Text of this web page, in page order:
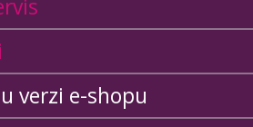
verzi e-shopu